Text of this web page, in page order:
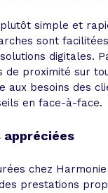
simple et
sont
digitales.
de proximité sur
aux besoins des
en face-à-face.
chez
prestations